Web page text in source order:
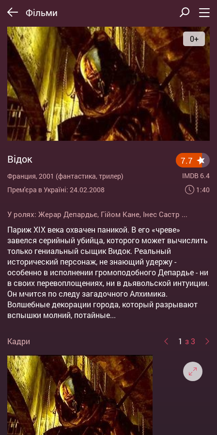
Фільми
0+
Відок
Франция, 2001 (фантастика, трилер)
Прем'єра в Україні: 24.02.2008
7.7
IMDB 6.4
1:40
У ролях: Жерар Депардьє, Гійом Кане, Інес Састр ...
Париж ХIХ века охвачен паникой. В его «чреве»
завелся серийный убийца, которого может вычислить
только гениальный сыщик Видок. Реальный
исторический персонаж, не знающий удержу -
особенно в исполнении громоподобного Депардье - ни
в своих перевоплощениях, ни в дьявольской интуиции.
Он мчится по следу загадочного Алхимика.
Волшебные декорации города, который разрывают
вспышки молний, потайные...
Кадри 1 з 3